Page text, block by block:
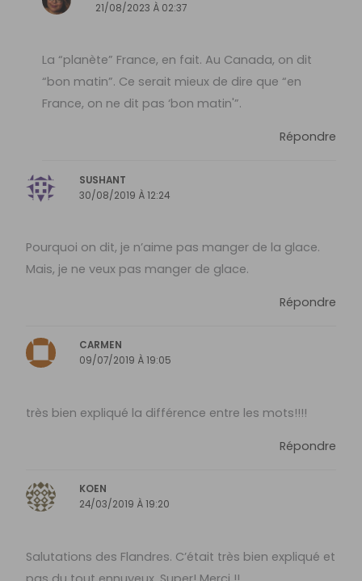
21/08/2023 À 02:37
La “planète” France, en fait. Au Canada, on dit
“bon matin”. Ce serait mieux de dire que “en
France, on ne dit pas ‘bon matin'”.
Répondre
SUSHANT
30/08/2019 À 12:24
Pourquoi on dit, je n’aime pas manger de la glace.
Mais, je ne veux pas manger de glace.
Répondre
CARMEN
09/07/2019 À 19:05
très bien expliqué la différence entre les mots!!!!
Répondre
KOEN
24/03/2019 À 19:20
Salutations des Flandres. C’était très bien expliqué et